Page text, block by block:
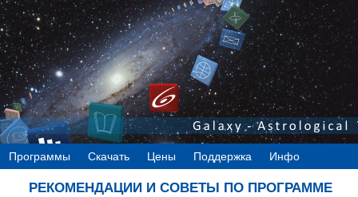
РЕКОМЕНДАЦИИ И СОВЕТЫ ПО ПРОГРАММЕ
Программы Скачать Цены Поддержка Инфо